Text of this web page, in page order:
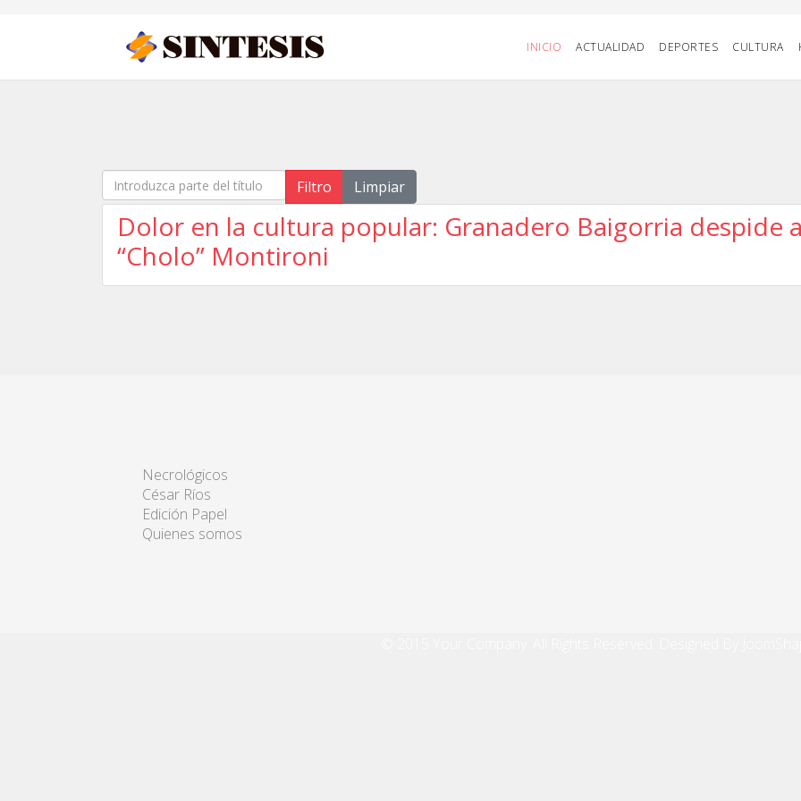
INICIO ACTUALIDAD DEPORTES CULTURA
Introduzca parte del título Filtro Limpiar
Dolor en la cultura popular: Granadero Baigorria despide
“Cholo” Montironi
Necrológicos
César Ríos
Edición Papel
Quienes somos